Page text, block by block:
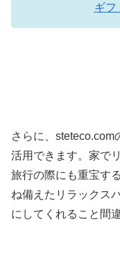
ギフ
さらに、steteco.com
活用できます。家で
旅行の際にも重宝す
ね備えたリラックス
にしてくれること間